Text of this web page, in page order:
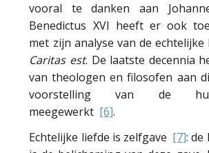
vooral te danken aan
Benedictus XVI heeft er ook
met zijn analyse van de echtelijke
Caritas est. De laatste decennia
van theologen en filosofen aan
voorstelling van de
meegewerkt [6].
Echtelijke liefde is zelfgave [7]: de